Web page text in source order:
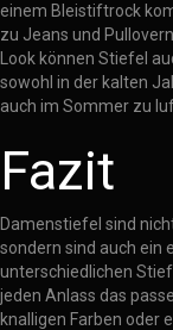
einem Bleistiftrock
zu Jeans und
Look können Stiefel
sowohl in der kalten
auch im Sommer zu
Fazit
Damenstiefel sind
sondern sind auch ein
unterschiedlichen
jeden Anlass das
knalligen Farben oder